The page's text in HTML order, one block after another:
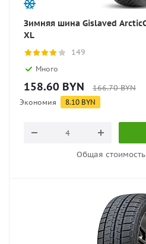
Зимняя шина Gislaved
XL
149
Много
158.60 BYN 166.70BYN
Экономия 8.10 BYN
Общая стоимость